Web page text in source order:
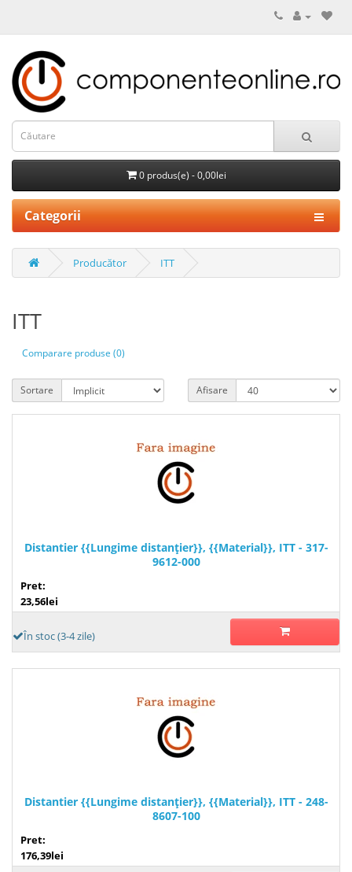
0 produs(e) - 0,00lei
Categorii
Producător ITT
ITT
Comparare produse (0)
Sortare Afisare
Distantier {{Lungime distanţier}}, {{Material}}, ITT - 317-
9612-000
Pret:
23,56lei
În stoc (3-4 zile)
Distantier {{Lungime distanţier}}, {{Material}}, ITT - 248-
8607-100
Pret:
176,39lei